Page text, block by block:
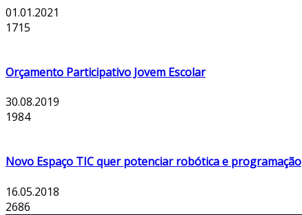
01.01.2021
1715
Orçamento Participativo Jovem Escolar
30.08.2019
1984
Novo Espaço TIC quer potenciar robótica e programação
16.05.2018
2686